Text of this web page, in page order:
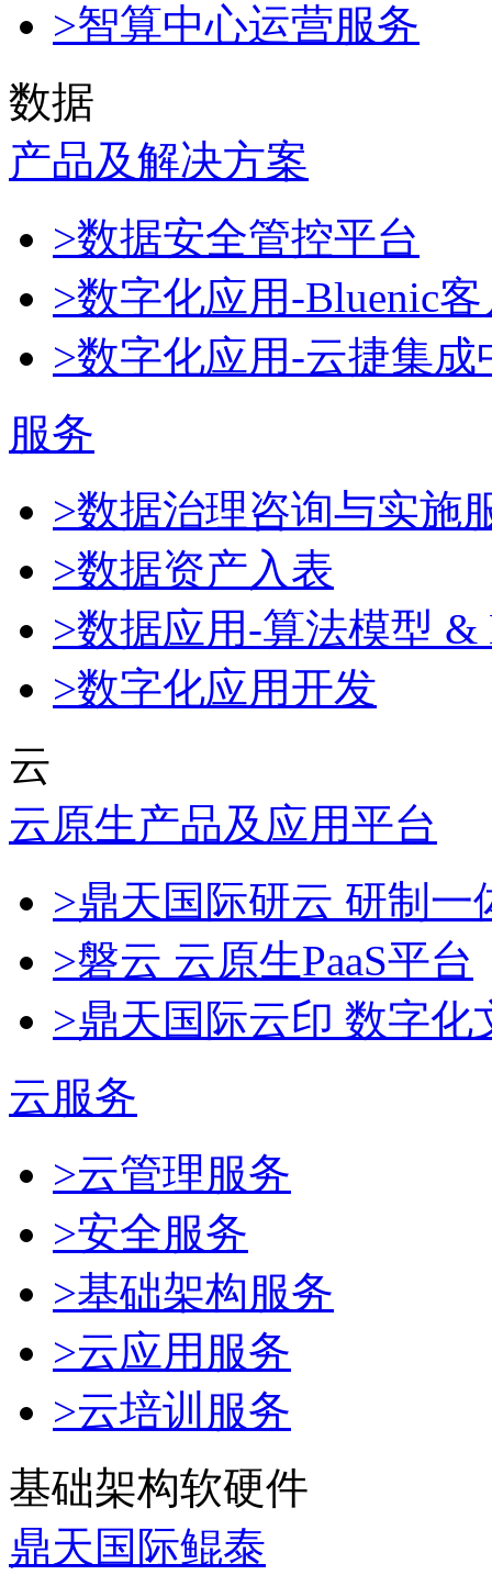
>智算中心运营服务
数据
产品及解决方案
>数据安全管控平台
>数字化应用-Bluenic
>数字化应用-云捷集成
服务
>数据治理咨询与实施
>数据资产入表
>数据应用-算法模型 &
>数字化应用开发
云
云原生产品及应用平台
>鼎天国际研云 研制
>磐云 云原生PaaS平台
>鼎天国际云印 数字化
云服务
>云管理服务
>安全服务
>基础架构服务
>云应用服务
>云培训服务
基础架构软硬件
鼎天国际鲲泰